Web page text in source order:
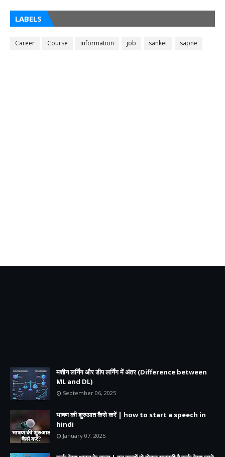
LABELS
Career Course information job sanket sapne
मशीन लर्निंग और डीप लर्निंग में अंतर (Difference between
ML and DL)
September 06, 2025
भाषण की शुरुआत कैसे करें | how to start a speech in
hindi
January 07, 2025